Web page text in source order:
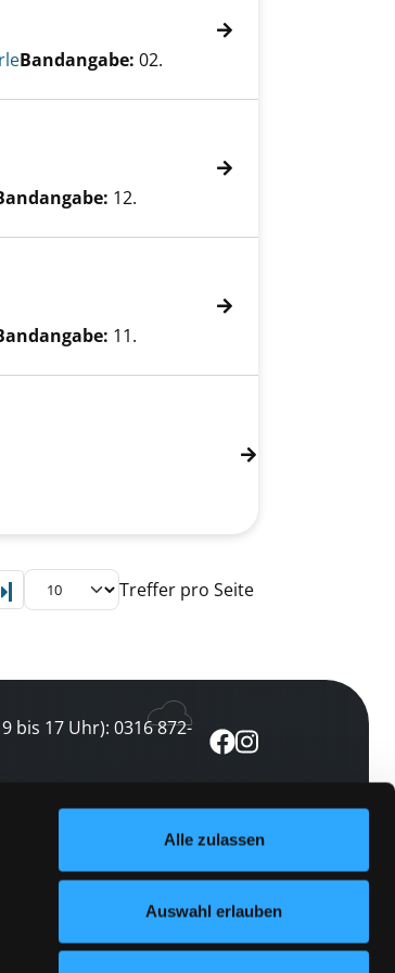
Alle zulassen
Auswahl erlauben
Bandangabe: 02.
12.
11.
Letzte Seite Treffer pro Seite
bis 17 Uhr): 0316 872-
abonnieren
verpassen